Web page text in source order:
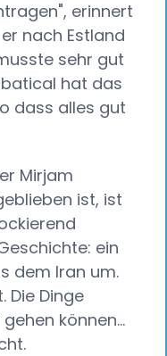
erinnert
nach Estland
sehr gut
hat das
dass alles gut
Mirjam
ist, ist
ein
dem Iran um.
Die Dinge
können...